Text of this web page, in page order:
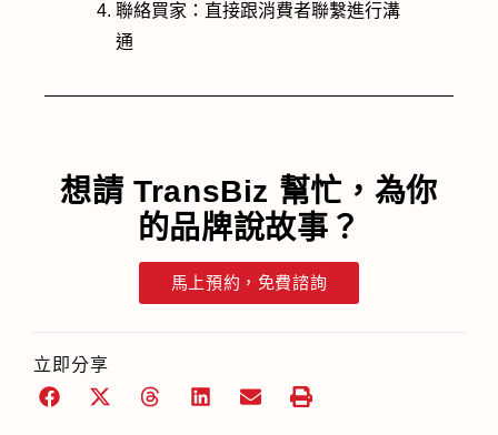
聯絡買家：直接跟消費者聯繫進行溝
通
想請 TransBiz 幫忙，為你
的品牌說故事？
馬上預約，免費諮詢
立即分享